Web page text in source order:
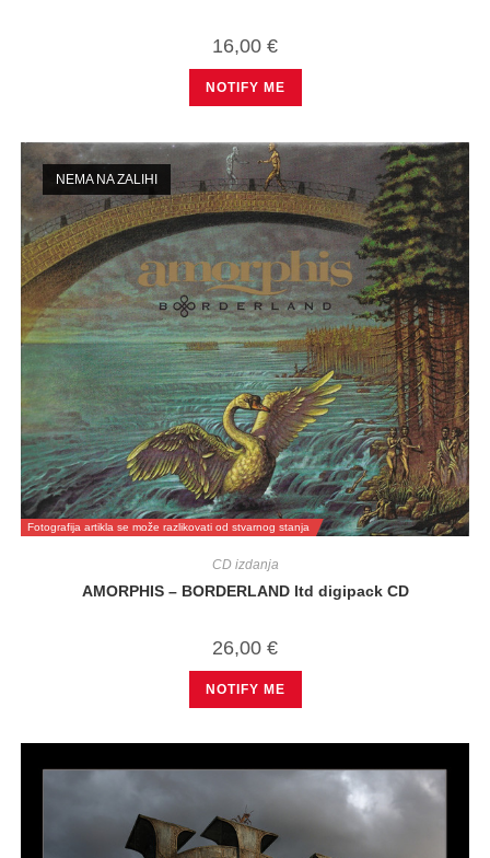
16,00 €
NOTIFY ME
Fotografija artikla se može razlikovati od stvarnog stanja
NEMA NA ZALIHI
CD izdanja
AMORPHIS – BORDERLAND ltd digipack CD
26,00 €
NOTIFY ME